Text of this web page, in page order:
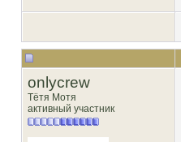
onlycrew
Тётя Мотя
активный участник